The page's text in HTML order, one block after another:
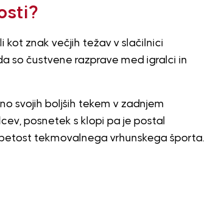
kot znak večjih težav v slačilnici
so čustvene razprave med igralci in
svojih boljših tekem v zadnjem
posnetek s klopi pa je postal
tekmovalnega vrhunskega športa.